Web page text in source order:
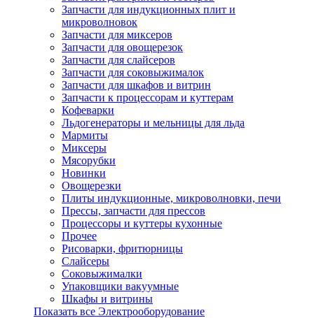
Запчасти для индукционных плит и
микроволновок
Запчасти для миксеров
Запчасти для овощерезок
Запчасти для слайсеров
Запчасти для соковыжималок
Запчасти для шкафов и витрин
Запчасти к процессорам и куттерам
Кофеварки
Льдогенераторы и мельницы для льда
Мармиты
Миксеры
Мясорубки
Новинки
Овощерезки
Плиты индукционные, микроволновки, печи
Прессы, запчасти для прессов
Процессоры и куттеры кухонные
Прочее
Рисоварки, фритюрницы
Слайсеры
Соковыжималки
Упаковщики вакуумные
Шкафы и витрины
Показать все Электрооборудование